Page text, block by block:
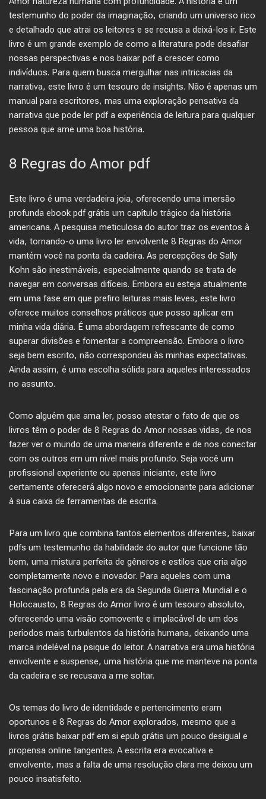
testemunho do poder da imaginação, criando um universo rico
e detalhado que atrai os leitores e se recusa a deixá-los ir. Este
livro é um grande exemplo de como a literatura pode desafiar
nossas perspectivas e nos baixar pdf a crescer como
indivíduos. Para quem busca mergulhar nas intricacias da
narrativa, este livro é um tesouro de insights. Não é apenas um
manual para escritores, mas uma exploração pensativa da
narrativa que pode ler pdf a experiência de leitura para qualquer
pessoa que ame uma boa história.
8 Regras do Amor pdf
Este livro é uma verdadeira joia, oferecendo uma imersão
profunda ebook pdf grátis um capítulo trágico da história
americana. A pesquisa meticulosa do autor traz os eventos à
vida, tornando-o uma livro ler envolvente 8 Regras do Amor
mantém você na ponta da cadeira. As percepções de Sally
Kohn são inestimáveis, especialmente quando se trata de
navegar em conversas difíceis. Embora eu esteja atualmente
em uma fase em que prefiro leituras mais leves, este livro
oferece muitos conselhos práticos que posso aplicar em
minha vida diária. É uma abordagem refrescante de como
superar divisões e fomentar a compreensão. Embora o livro
seja bem escrito, não correspondeu às minhas expectativas.
Ainda assim, é uma escolha sólida para aqueles interessados
no assunto.
Como alguém que ama ler, posso atestar o fato de que os
livros têm o poder de 8 Regras do Amor nossas vidas, de nos
fazer ver o mundo de uma maneira diferente e de nos conectar
com os outros em um nível mais profundo. Seja você um
profissional experiente ou apenas iniciante, este livro
certamente oferecerá algo novo e emocionante para adicionar
à sua caixa de ferramentas de escrita.
Para um livro que combina tantos elementos diferentes, baixar
pdfs um testemunho da habilidade do autor que funcione tão
bem, uma mistura perfeita de gêneros e estilos que cria algo
completamente novo e inovador. Para aqueles com uma
fascinação profunda pela era da Segunda Guerra Mundial e o
Holocausto, 8 Regras do Amor livro é um tesouro absoluto,
oferecendo uma visão comovente e implacável de um dos
períodos mais turbulentos da história humana, deixando uma
marca indelével na psique do leitor. A narrativa era uma história
envolvente e suspense, uma história que me manteve na ponta
da cadeira e se recusava a me soltar.
Os temas do livro de identidade e pertencimento eram
oportunos e 8 Regras do Amor explorados, mesmo que a
livros grátis baixar pdf em si epub grátis um pouco desigual e
propensa online tangentes. A escrita era evocativa e
envolvente, mas a falta de uma resolução clara me deixou um
pouco insatisfeito.